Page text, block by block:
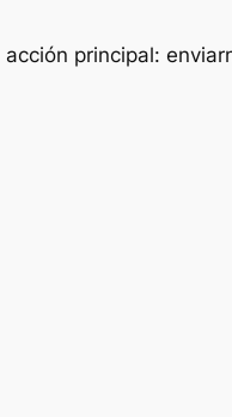
principal: